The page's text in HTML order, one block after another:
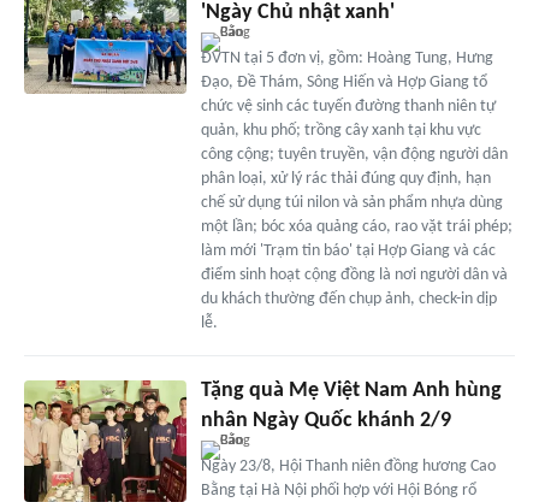
'Ngày Chủ nhật xanh'
ĐVTN tại 5 đơn vị, gồm: Hoàng Tung, Hưng
Đạo, Đề Thám, Sông Hiến và Hợp Giang tổ
chức vệ sinh các tuyến đường thanh niên tự
quản, khu phố; trồng cây xanh tại khu vực
công cộng; tuyên truyền, vận động người dân
phân loại, xử lý rác thải đúng quy định, hạn
chế sử dụng túi nilon và sản phẩm nhựa dùng
một lần; bóc xóa quảng cáo, rao vặt trái phép;
làm mới 'Trạm tin báo' tại Hợp Giang và các
điểm sinh hoạt cộng đồng là nơi người dân và
du khách thường đến chụp ảnh, check-in dịp
lễ.
Tặng quà Mẹ Việt Nam Anh hùng
nhân Ngày Quốc khánh 2/9
Ngày 23/8, Hội Thanh niên đồng hương Cao
Bằng tại Hà Nội phối hợp với Hội Bóng rổ